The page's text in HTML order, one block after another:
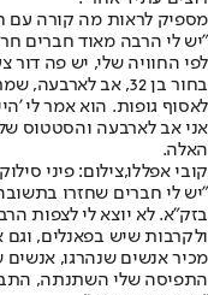
מספיק לראות מה קורה עם
"יש לי הרבה מאוד חברים
לפי החוויה שלי, יש פה
בחור בן 32, אב
לאסוף גופות. הוא אמר לי
אני אב לארבעה והסטטוס
האלה.
קובי אפללו,צילום: פיני סילוק
"יש לי חברים שחזרו
בזק"א. לא יוצא לי לצפות
ולקרבות שיש בפאנלים, וגם
התפיסה שלי השתנתה,